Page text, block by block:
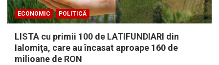
ECONOMIC POLITICĂ
LISTA cu primii 100 de LATIFUNDIARI din
Ialomiţa, care au încasat aproape 160 de
milioane de RON